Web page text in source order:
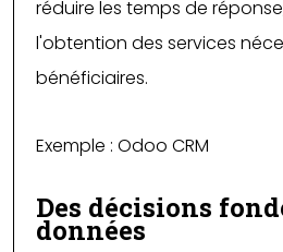
réduire les temps de
l'obtention des services
bénéficiaires.
Exemple : Odoo CRM
Des décisions
données